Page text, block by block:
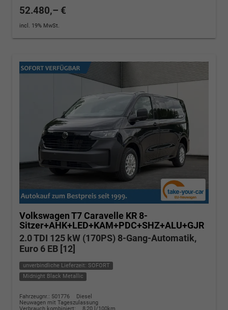
52.480,– €
incl. 19% MwSt.
Volkswagen T7 Caravelle KR 8-
Sitzer+AHK+LED+KAM+PDC+SHZ+ALU+GJR
2.0 TDI 125 kW (170PS) 8-Gang-Automatik,
Euro 6 EB [12]
unverbindliche Lieferzeit: SOFORT
Midnight Black Metallic
Fahrzeugnr.: 501776
Diesel
Neuwagen mit Tageszulassung
Verbrauch kombiniert:
8,20 l/100km